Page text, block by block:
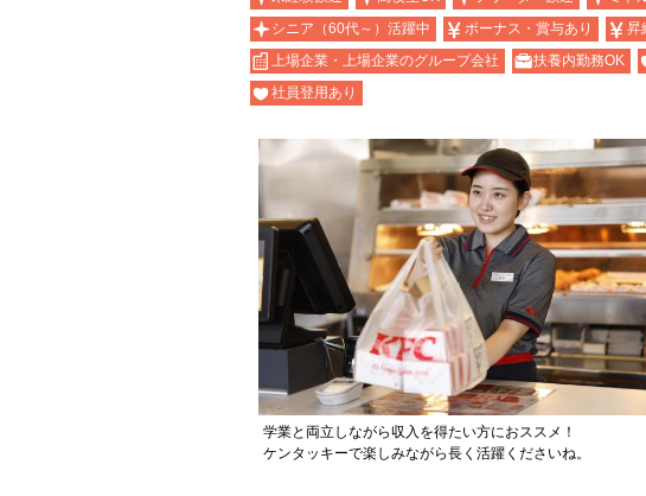
シニア（60代～）活躍中
ボーナス・賞与あり 昇
上場企業・上場企業のグループ会社
扶養内勤務OK
社員登用あり
学業と両立しながら収入を得たい方におススメ！
ケンタッキーで楽しみながら長く活躍くださいね。